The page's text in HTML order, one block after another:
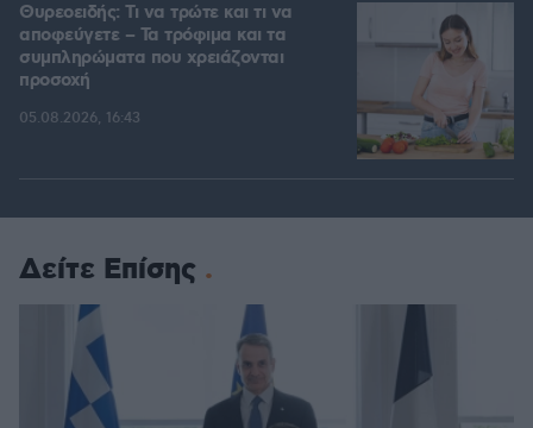
Θυρεοειδής: Τι να τρώτε και τι να
αποφεύγετε – Τα τρόφιμα και τα
συμπληρώματα που χρειάζονται
προσοχή
05.08.2026, 16:43
Δείτε Επίσης